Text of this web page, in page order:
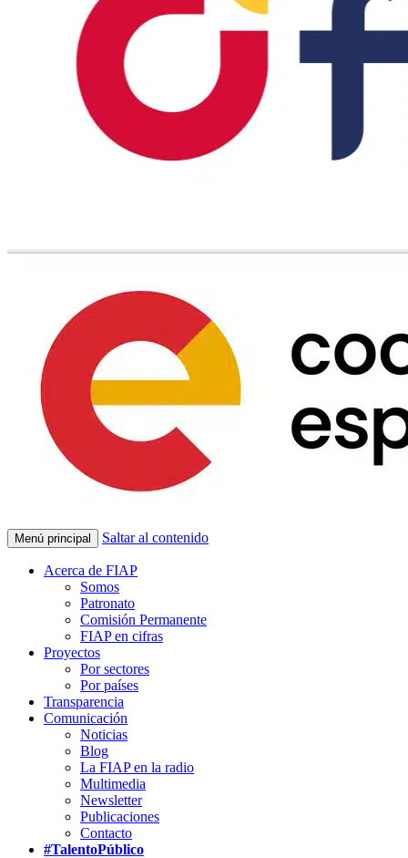
Menú principal Saltar al contenido
Acerca de FIAP
Somos
Patronato
Comisión Permanente
FIAP en cifras
Proyectos
Por sectores
Por países
Transparencia
Comunicación
Noticias
Blog
La FIAP en la radio
Multimedia
Newsletter
Publicaciones
Contacto
#TalentoPúblico